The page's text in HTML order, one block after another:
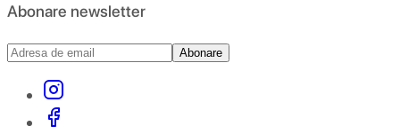
Abonare newsletter
Abonare